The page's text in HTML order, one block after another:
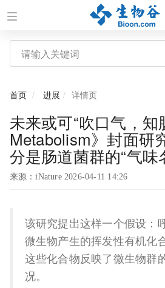
首页 进展 详情页
未来或可“吹口气，知
Metabolism》封面研
分是肠道菌群的“气味
来源：iNature 2026-04-11 14:26
该研究提出这样一个假设：
微生物产生的挥发性有机化
这些化合物反映了微生物群
况。